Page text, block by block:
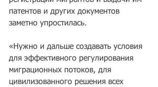
патентов и других документов
заметно упростилась.
«Нужно и дальше создавать условия
для эффективного регулирования
миграционных потоков, для
цивилизованного решения всех